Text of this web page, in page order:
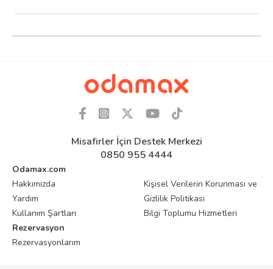
Misafirler İçin Destek Merkezi
0850 955 4444
Odamax.com
Hakkımızda
Yardım
Kullanım Şartları
Kişisel Verilerin Korunması ve
Gizlilik Politikası
Bilgi Toplumu Hizmetleri
Rezervasyon
Rezervasyonlarım